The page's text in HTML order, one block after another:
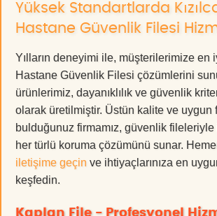
Yüksek Standartlarda
Hastane Güvenlik Filesi
Yılların deneyimi ile, müşterilerimize en
Hastane Güvenlik Filesi çözümlerini
ürünlerimiz, dayanıklılık ve güvenlik
olarak üretilmiştir. Üstün kalite ve uygun
bulduğunuz firmamız, güvenlik fileleriyle
her türlü koruma çözümünü sunar.
iletişime geçin ve ihtiyaçlarınıza en
keşfedin.
Kaplan File - Profesyonel